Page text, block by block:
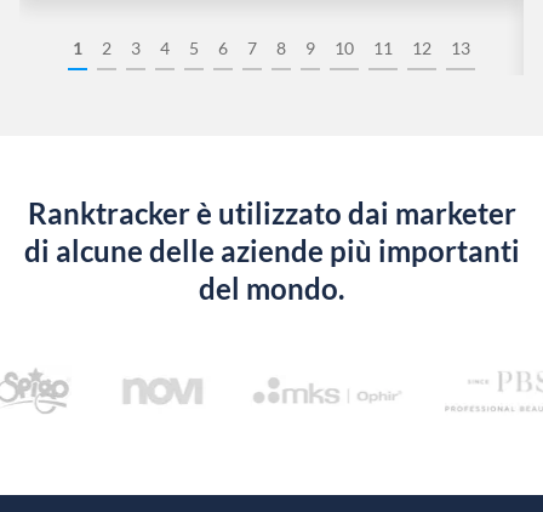
1 2 3 4 5 6 7 8 9 10 11 12 13
Ranktracker è utilizzato dai marketer
di alcune delle aziende più importanti
del mondo.